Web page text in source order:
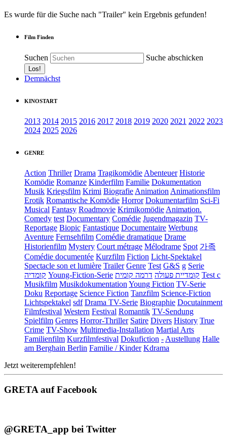
Es wurde für die Suche nach "Trailer" kein Ergebnis gefunden!
Film Finden
Suchen Suche abschicken
Demnächst
KINOSTART
2013 2014 2015 2016 2017 2018 2019 2020 2021 2022 2023
2024 2025 2026
GENRE
Action Thriller Drama Tragikomödie Abenteuer Historie
Komödie Romanze Kinderfilm Familie Dokumentation
Musik Kriegsfilm Krimi Biografie Animation Animationsfilm
Erotik Romantische Komödie Horror Dokumentarfilm Sci-Fi
Musical Fantasy Roadmovie Krimikomödie Animation.
Comedy test Documentary Comédie Jugendmagazin TV-
Reportage Biopic Fantastique Documentaire Werbung
Aventure Fernsehfilm Comédie dramatique Drame
Historienfilm Mystery Court métrage Mélodrame Spot 가족
Comédie documentée Kurzfilm Fiction Licht-Spektakel
Spectacle son et lumière Trailer Genre Test G&S g Serie
קומדיה Young-Fiction-Serie קומדיית פעולה דרמה קומית
Test c
Musikfilm Musikdokumentation Young Fiction TV-Serie
Doku Reportage Science Fiction Tanzfilm Science-Fiction
Lichtspektakel sdf Drama TV-Serie Biographie Docutainment
Filmfestival Western Festival Romantik TV-Sendung
Spielfilm Genres Horror-Thriller Satire Divers History True
Crime TV-Show Multimedia-Installation Martial Arts
Familienfilm Kurzfilmfestival Dokufiction - Austellung Halle
am Berghain Berlin Familie / Kinder Kdrama
Jetzt weiterempfehlen!
GRETA auf Facebook
@GRETA_app bei Twitter